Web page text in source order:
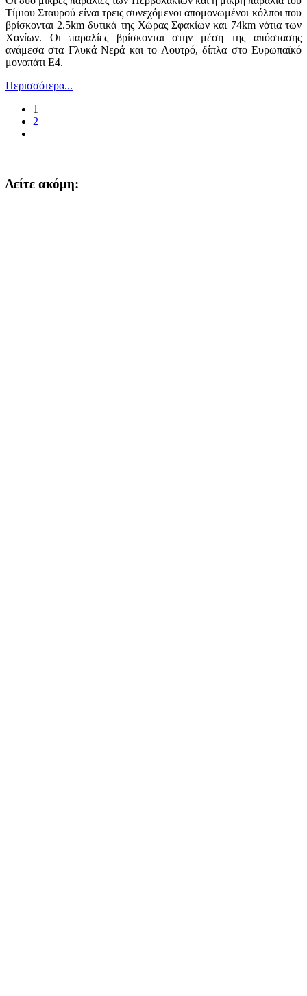
Τίμιου Σταυρού είναι τρεις συνεχόμενοι απομονωμένοι κόλποι που
βρίσκονται 2.5km δυτικά της Χώρας Σφακίων και 74km νότια των
Χανίων. Οι παραλίες βρίσκονται στην μέση της απόστασης
ανάμεσα στα Γλυκά Νερά και το Λουτρό, δίπλα στο Ευρωπαϊκό
μονοπάτι Ε4.
Περισσότερα...
1
2
Δείτε ακόμη: